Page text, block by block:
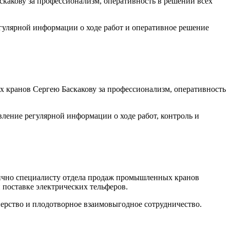
информации о ходе работ и оперативное решение
Сергею Баскакову за профессионализм, оперативность
регулярной информации о ходе работ, контроль и
специалисту отдела продаж промышленных кранов
электрических тельферов.
и плодотворное взаимовыгодное сотрудничество.